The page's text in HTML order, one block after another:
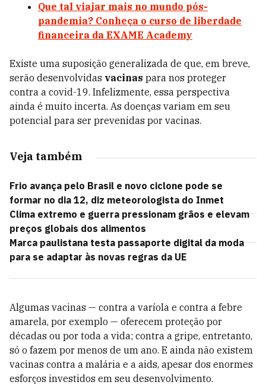
Que tal viajar mais no mundo pós-
pandemia? Conheça o curso de liberdade
financeira da EXAME Academy
Existe uma suposição generalizada de que, em breve,
serão desenvolvidas vacinas para nos proteger
contra a covid-19. Infelizmente, essa perspectiva
ainda é muito incerta. As doenças variam em seu
potencial para ser prevenidas por vacinas.
Veja também
Frio avança pelo Brasil e novo ciclone pode se
formar no dia 12, diz meteorologista do Inmet
Clima extremo e guerra pressionam grãos e elevam
preços globais dos alimentos
Marca paulistana testa passaporte digital da moda
para se adaptar às novas regras da UE
Algumas vacinas — contra a varíola e contra a febre
amarela, por exemplo — oferecem proteção por
décadas ou por toda a vida; contra a gripe, entretanto,
só o fazem por menos de um ano. E ainda não existem
vacinas contra a malária e a aids, apesar dos enormes
esforços investidos em seu desenvolvimento.